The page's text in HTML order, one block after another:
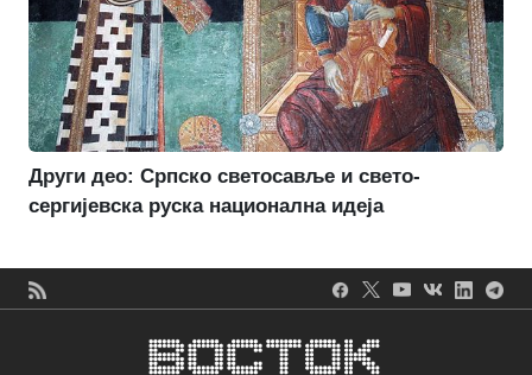
Други део: Српско светосавље и свето-
сергијевска руска национална идеја